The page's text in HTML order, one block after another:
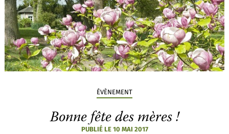
ÉVÈNEMENT
Bonne fête des mères !
PUBLIÉ LE 10 MAI 2017